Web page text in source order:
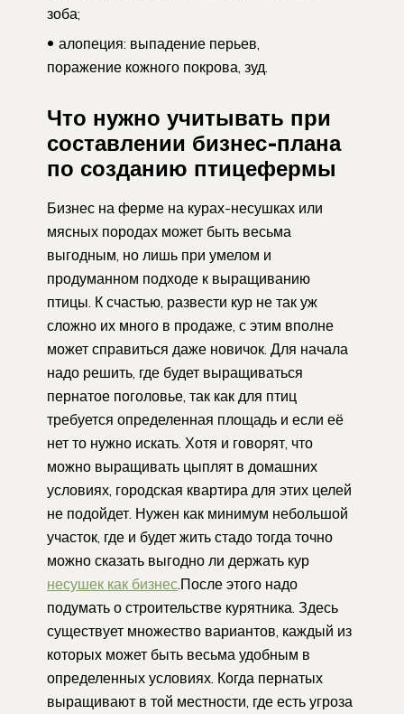
зоба;
алопеция: выпадение перьев,
поражение кожного покрова, зуд.
Что нужно учитывать при
составлении бизнес-плана
по созданию птицефермы
Бизнес на ферме на курах-несушках или
мясных породах может быть весьма
выгодным, но лишь при умелом и
продуманном подходе к выращиванию
птицы. К счастью, развести кур не так уж
сложно их много в продаже, с этим вполне
может справиться даже новичок. Для начала
надо решить, где будет выращиваться
пернатое поголовье, так как для птиц
требуется определенная площадь и если её
нет то нужно искать. Хотя и говорят, что
можно выращивать цыплят в домашних
условиях, городская квартира для этих целей
не подойдет. Нужен как минимум небольшой
участок, где и будет жить стадо тогда точно
можно сказать выгодно ли держать кур
несушек как бизнес .После этого надо
подумать о строительстве курятника. Здесь
существует множество вариантов, каждый из
которых может быть весьма удобным в
определенных условиях. Когда пернатых
выращивают в той местности, где есть угроза